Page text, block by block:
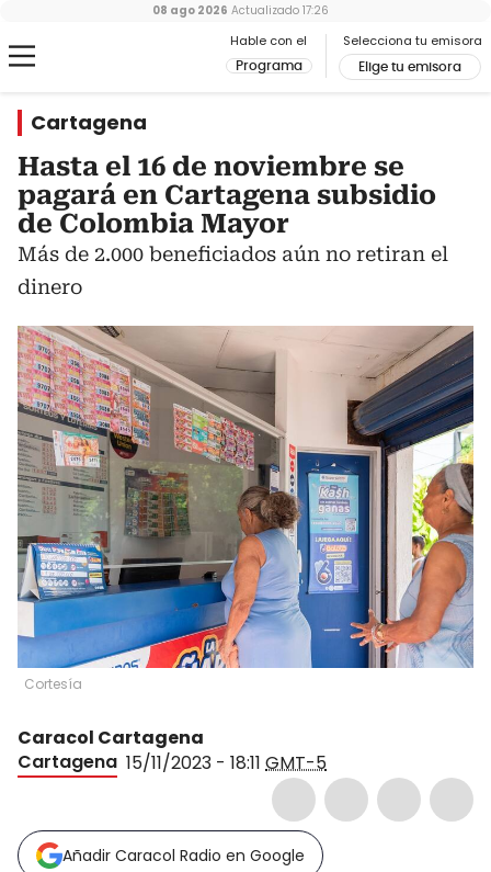
Hable con el
Programa
Selecciona tu emisora
Elige tu emisora
08 ago 2026 Actualizado 17:26
Cartagena
Hasta el 16 de noviembre se
pagará en Cartagena subsidio
de Colombia Mayor
Más de 2.000 beneficiados aún no retiran el
dinero
Cortesía
Caracol Cartagena
Cartagena 15/11/2023 - 18:11 GMT-5
Añadir Caracol Radio en Google